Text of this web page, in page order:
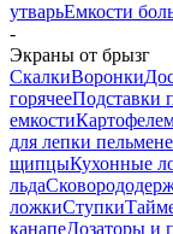
утварьЕмкости
-
Экраны от брызг
СкалкиВоронки
горячееПодставки
емкости
для лепки
щипцыКухонные
льда
ложкиСтупки
канапеДозаторы и